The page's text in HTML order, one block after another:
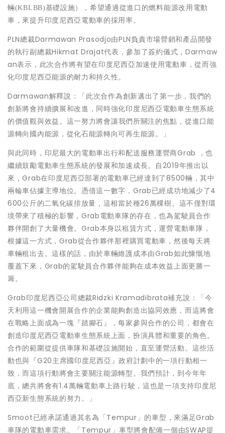
輛(KBLBB)基礎設施）
，希望通過從進口的燃料能源改用電動
車，來提升印度尼西亞電動車的採用率。
PLN總裁Darmawan Prasodjo由PLN負責市場營銷和產品開發
的執行副總裁Hikmat Drajat代表，參加了簽約儀式，Darmaw
an表示，此次合作將有望在印度尼西亞加速使用電動車，從而強
化印度尼西亞能源的耐力和持久性。
Darmawan解釋說：「此次合作為創新邁出了第一步，我們的
創新將會持續擴展和改進，同時強化印度尼西亞電動車生態系統
的價值觀 與效益。這一努力將會讓我們所關注的焦點，從進口能
源轉向國內能源，從化石能源轉向可再生能源。」
與此同時， 印尼最大的電動車出行和配送服務運營商Grab ，也
繼續鼓勵電動車生態系統的發展和加速成長。自2019年推出以
來，Grab在印度尼西亞部署的電動車已經達到了8500輛，其中
兩輪車佔據主導地位。憑借這一數字，Grab已經成功地減少了4
600公斤的二氧化碳排放量，這相當於種26萬棵樹。這不僅對環
境帶來了積極的影響，Grab電動車隊的存在，也為駕駛員合作
夥伴開創了大量機會。Grab本身以租賃方式，運營電動車隊，
根據這一方式，Grab從合作夥伴那裡購買電動車，然後每天將
車輛租出去。這樣的話，由於車輛維護成本由Grab如此慷慨地
覆蓋下來，Grab的駕駛員合作夥伴能夠在成本效益上面更勝一
籌。
Grab印度尼西亞公司總裁Ridzki Kramadibrata補充說：「今
天利用這一機會開展合作的企業能夠創造出協同效應，而這將會
在戰略上面成為一塊『踏腳石』，每家參與合作的公司，都會在
創造印度尼西亞電動車生態系統上面，扮演具體和重要的角色。
合作的範圍從提供車隊和基礎設施開始，直至運營活動。這些活
動也與『G20 主席國印度尼西亞 』政府計劃中的一項行動相一
致，而這項行動將會主要關注能源轉型。我們預計，到今年年
底，總共將會有1.4萬輛電動車上路行駛，這也是一項支持印度尼
西亞新生態系統的努力。」
Smoot已經承諾通過其名為「Tempur」的車型，來滿足Grab
車隊的電動車需求。「Tempur」車型將會配備一個由SWAP提